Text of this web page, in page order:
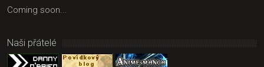
Coming soon...
Naši přátelé